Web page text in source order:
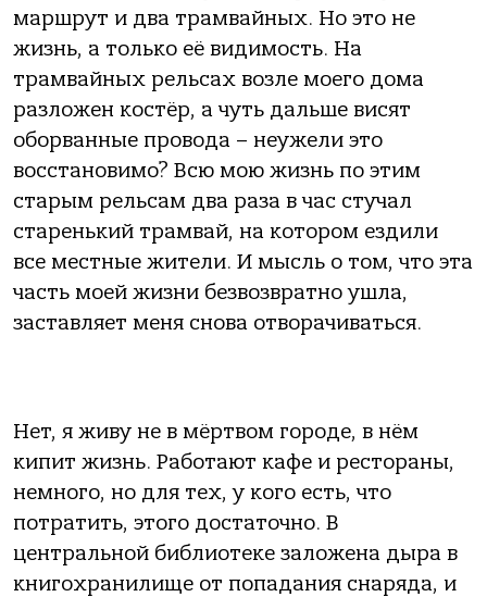
маршрут и два трамвайных. Но это не
жизнь, а только её видимость. На
трамвайных рельсах возле моего дома
разложен костёр, а чуть дальше висят
оборванные провода – неужели это
восстановимо? Всю мою жизнь по этим
старым рельсам два раза в час стучал
старенький трамвай, на котором ездили
все местные жители. И мысль о том, что эта
часть моей жизни безвозвратно ушла,
заставляет меня снова отворачиваться.
Нет, я живу не в мёртвом городе, в нём
кипит жизнь. Работают кафе и рестораны,
немного, но для тех, у кого есть, что
потратить, этого достаточно. В
центральной библиотеке заложена дыра в
книгохранилище от попадания снаряда, и